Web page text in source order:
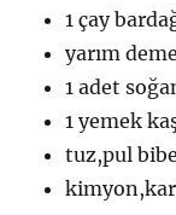
1 çay
yarım
1 adet
1 yemek
tuz,pul